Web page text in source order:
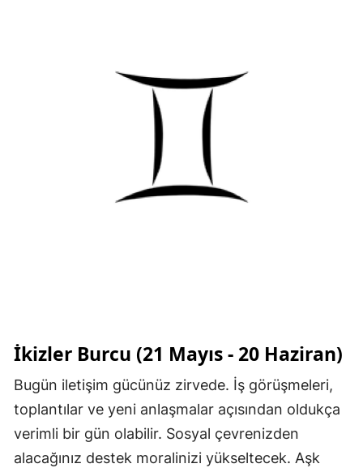
İkizler Burcu (21 Mayıs - 20 Haziran)
Bugün iletişim gücünüz zirvede. İş görüşmeleri,
toplantılar ve yeni anlaşmalar açısından oldukça
verimli bir gün olabilir. Sosyal çevrenizden
alacağınız destek moralinizi yükseltecek. Aşk